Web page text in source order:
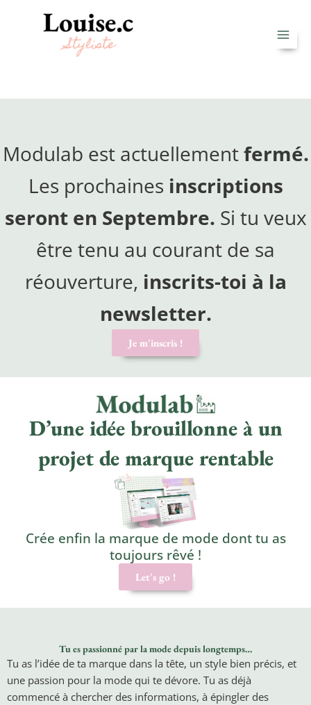
Modulab est actuellementfermé.
Les prochaines inscriptions
seront en Septembre. Si tu veux
être tenu au courant de sa
réouverture, inscrits-toi à la
newsletter.
Je m'inscris !
D’une idée brouillonne à un
projet de marque rentable
Crée enfin la marque de mode dont tu as
toujours rêvé !
Let's go !
Tu es passionné par la mode depuis longtemps…
Tu as l’idée de ta marque dans la tête, un style bien précis, et
une passion pour la mode qui te dévore. Tu as déjà
commencé à chercher des informations, à épingler des